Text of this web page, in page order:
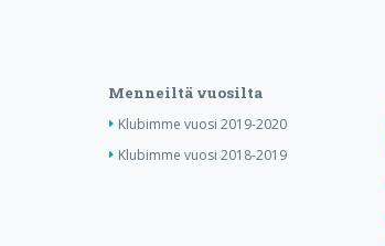
Menneiltä vuosilta
Klubimme vuosi 2019-2020
Klubimme vuosi 2018-2019